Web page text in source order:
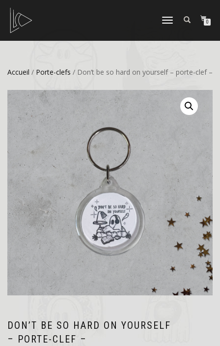
DÉPLIER
NAVIGATION
0
Accueil / Porte-clefs / Don’t be so hard on yourself – porte-clef –
DON’T BE SO HARD ON YOURSELF
– PORTE-CLEF –